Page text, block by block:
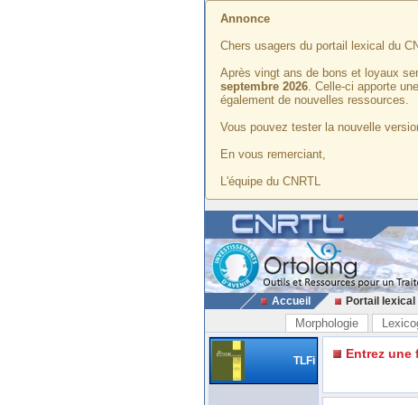
Annonce
Chers usagers du portail lexical du
Après vingt ans de bons et loyaux
septembre 2026. Celle-ci apporte
également de nouvelles ressources.
Vous pouvez tester la nouvelle
En vous remerciant,
L'équipe du CNRTL
Accueil Portail lexical
Morphologie
TLFi Entrez une